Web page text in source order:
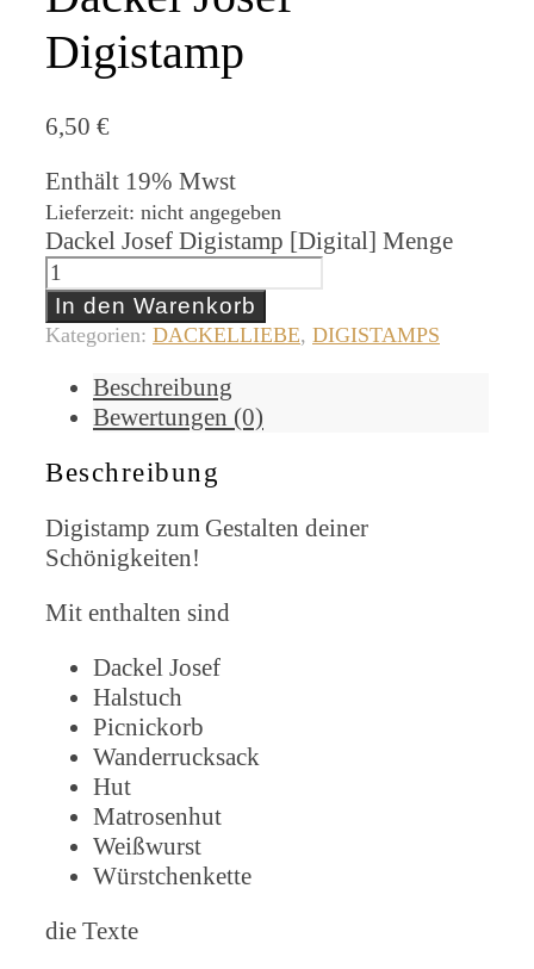
Digistamp
6,50 €
Enthält 19% Mwst
Lieferzeit: nicht angegeben
Dackel Josef Digistamp [Digital] Menge
In den Warenkorb
Kategorien: DACKELLIEBE, DIGISTAMPS
Beschreibung
Bewertungen (0)
Beschreibung
Digistamp zum Gestalten deiner
Schönigkeiten!
Mit enthalten sind
Dackel Josef
Halstuch
Picnickorb
Wanderrucksack
Hut
Matrosenhut
Weißwurst
Würstchenkette
die Texte